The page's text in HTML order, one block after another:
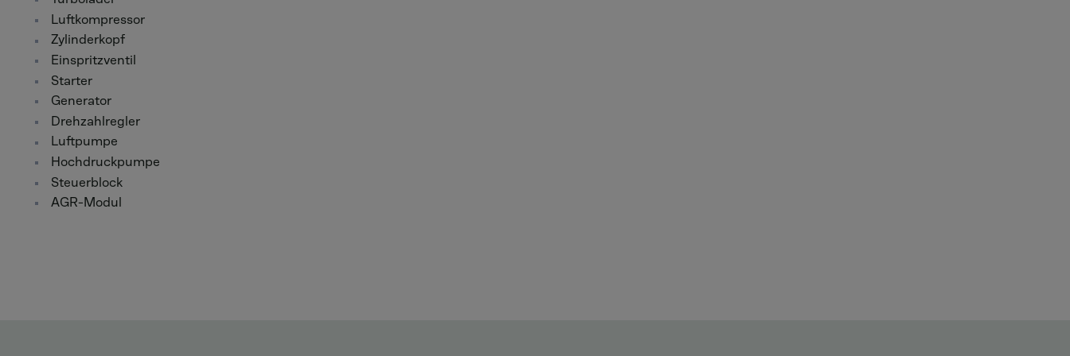
Luftkompressor
Zylinderkopf
Einspritzventil
Starter
Generator
Drehzahlregler
Luftpumpe
Hochdruckpumpe
Steuerblock
AGR-Modul